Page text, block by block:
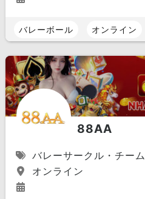
バレーボール オンライン
88AA
バレーサークル・チーム
オンライン